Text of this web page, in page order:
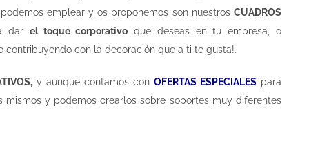
emplear y os proponemos son nuestros CUADROS
dar el toque corporativo que deseas en tu empresa, o
contribuyendo con la decoración que a ti te gusta!.
y aunque contamos conOFERTAS ESPECIALES para
mismos y podemos crearlos sobre soportes muy diferentes